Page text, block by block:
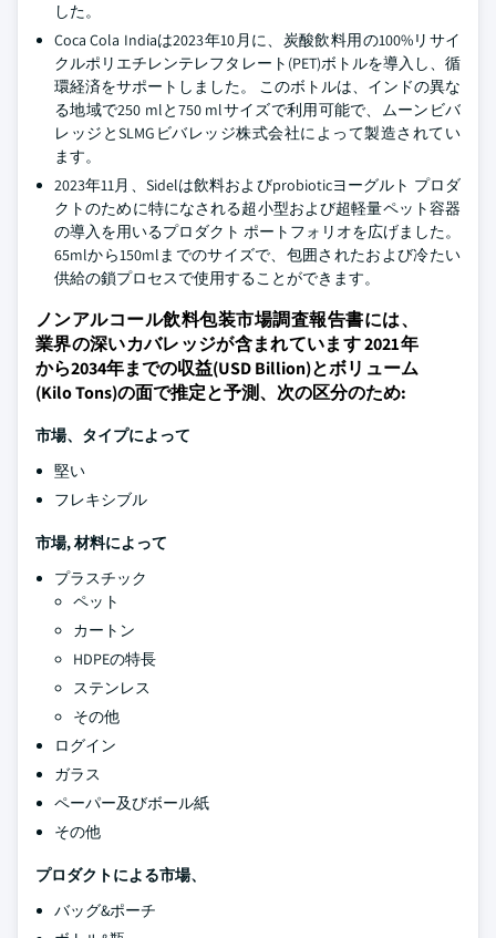
した。
Coca Cola Indiaは2023年10月に、炭酸飲料用の100%リサイ
クルポリエチレンテレフタレート(PET)ボトルを導入し、循
環経済をサポートしました。 このボトルは、インドの異な
る地域で250 mlと750 mlサイズで利用可能で、ムーンビバ
レッジとSLMGビバレッジ株式会社によって製造されてい
ます。
2023年11月、Sidelは飲料およびprobioticヨーグルト プロダ
クトのために特になされる超小型および超軽量ペット容器
の導入を用いるプロダクト ポートフォリオを広げました。
65mlから150mlまでのサイズで、包囲されたおよび冷たい
供給の鎖プロセスで使用することができます。
ノンアルコール飲料包装市場調査報告書には、
業界の深いカバレッジが含まれています 2021年
から2034年までの収益(USD Billion)とボリューム
(Kilo Tons)の面で推定と予測、次の区分のため:
市場、タイプによって
堅い
フレキシブル
市場,材料によって
プラスチック
ペット
カートン
HDPEの特長
ステンレス
その他
ログイン
ガラス
ペーパー及びボール紙
その他
プロダクトによる市場、
バッグ&ポーチ